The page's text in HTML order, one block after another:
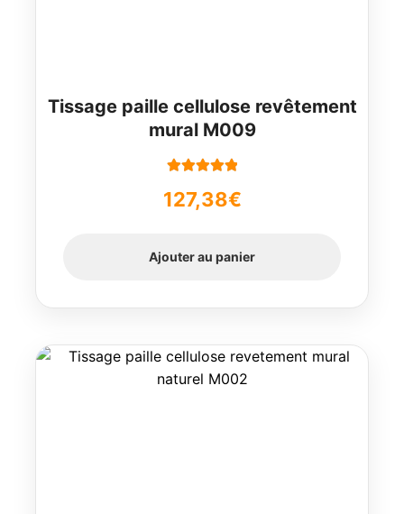
Tissage paille cellulose revêtement
mural M009
5
127,38€
Ajouter au panier